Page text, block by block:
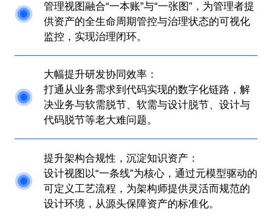
管理视图融合“一本账”与“一张图”，为管理者提
供资产的全生命周期管控与治理状态的可视化
监控，实现治理闭环。
大幅提升研发协同效率：
打通从业务需求到代码实现的数字化链路，解
决业务与软需脱节、软需与设计脱节、设计与
代码脱节等老大难问题。
提升架构合规性，沉淀知识资产：
设计视图以“一条线”为核心，通过元模型驱动的
可定义工艺流程，为架构师提供灵活而规范的
设计环境，从源头保障资产的标准化。